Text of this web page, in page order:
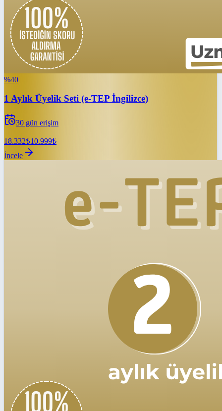
%40
1 Aylık Üyelik Seti (e-TEP İngilizce)
30 gün erişim
18.332₺10.999₺
İncele